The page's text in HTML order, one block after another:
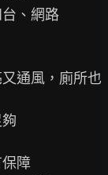
、網路
通風，廁所也
障